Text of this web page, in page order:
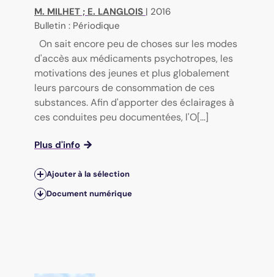
M. MILHET ; E. LANGLOIS | 2016
Bulletin : Périodique
On sait encore peu de choses sur les modes
d'accès aux médicaments psychotropes, les
motivations des jeunes et plus globalement
leurs parcours de consommation de ces
substances. Afin d'apporter des éclairages à
ces conduites peu documentées, l'O[...]
Plus d'info
Ajouter à la sélection
Document numérique